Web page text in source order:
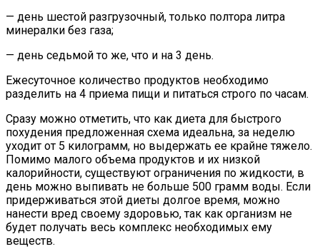
— день шестой разгрузочный, только полтора литра
минералки без газа;
— день седьмой то же, что и на 3 день.
Ежесуточное количество продуктов необходимо
разделить на 4 приема пищи и питаться строго по часам.
Сразу можно отметить, что как диета для быстрого
похудения предложенная схема идеальна, за неделю
уходит от 5 килограмм, но выдержать ее крайне тяжело.
Помимо малого объема продуктов и их низкой
калорийности, существуют ограничения по жидкости, в
день можно выпивать не больше 500 грамм воды. Если
придерживаться этой диеты долгое время, можно
нанести вред своему здоровью, так как организм не
будет получать весь комплекс необходимых ему
веществ.